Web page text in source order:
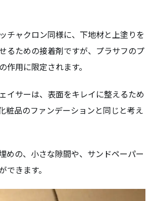
チャクロン同様に、下地材と上塗りを
るための接着剤ですが、プラサフのプ
作用に限定されます。
イサーは、表面をキレイに整えるため
粧品のファンデーションと同じと考え
めの、小さな隙間や、サンドペーパー
できます。